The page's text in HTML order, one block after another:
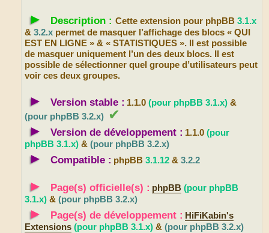
► Description : Cette extension pour phpBB 3.1.x
& 3.2.x permet de masquer l’affichage des blocs « QUI
EST EN LIGNE » & « STATISTIQUES ». Il est possible
de masquer uniquement l’un des deux blocs. Il est
possible de sélectionner quel groupe d’utilisateurs peut
voir ces deux groupes.
► Version stable : 1.1.0 (pour phpBB 3.1.x) &
(pour phpBB 3.2.x) ✔
►
Version de développement : 1.1.0 (pour
phpBB 3.1.x) & (pour phpBB 3.2.x)
► Compatible : phpBB 3.1.12 & 3.2.2
► Page(s) officielle(s) : phpBB (pour phpBB
3.1.x) & (pour phpBB 3.2.x)
► Page(s) de développement : HiFiKabin's
Extensions (pour phpBB 3.1.x) & (pour phpBB 3.2.x)